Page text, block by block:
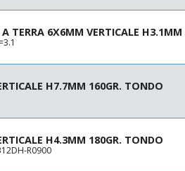
TERRA 6X6MM VERTICALE
H7.7MM 160GR. TONDO
H4.3MM 180GR. TONDO
R0900